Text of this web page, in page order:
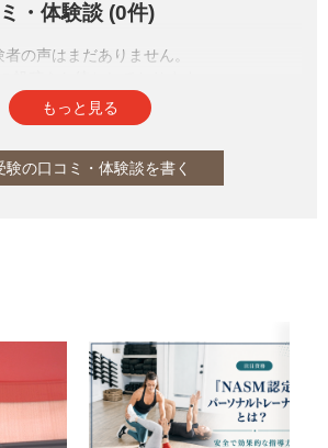
イベントや家...
・体験談 (0件)
者の声はまだありません。
もっと見る
験の口コミ・体験談を書く